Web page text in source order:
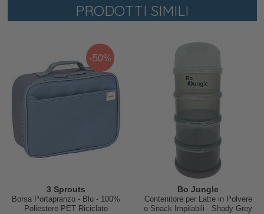
PRODOTTI SIMILI
-50%
3 Sprouts
Borsa Portapranzo - Blu - 100%
Poliestere PET Riciclato
Bo Jungle
Contenitore per Latte in Polvere
o Snack Impilabili - Shady Grey